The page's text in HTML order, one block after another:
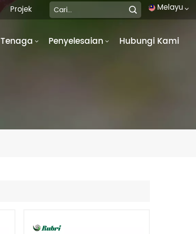
Melayu
English
Projek
Penyelesaian Hubungi Kami